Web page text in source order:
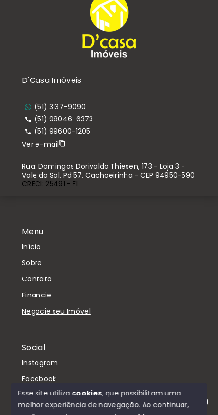
Menu
Início
Sobre
Contato
Financie
Negocie seu Imóvel
Social
Instagram
Facebook
D'Casa Imóveis
(51) 3137-9090
(51) 98046-6373
(51) 99600-1205
Ver e-mail
Rua: Domingos Dorivaldo Thiesen, 173 - Loja 3 -
Vale do Sol, Pd 57, Cachoeirinha - CEP 94950-590
CRECI: 25491 - FI
Esse site utiliza cookies, que possibilitam uma
melhor experiência de navegação.Ao continuar,